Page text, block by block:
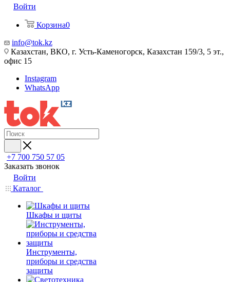
Войти
Корзина0
info@tok.kz
Казахстан, ВКО, г. Усть-Каменогорск, Казахстан 159/3, 5 эт.,
офис 15
Instagram
WhatsApp
+7 700 750 57 05
Заказать звонок
Войти
Каталог
Шкафы и щиты
Инструменты,
приборы и средства
защиты